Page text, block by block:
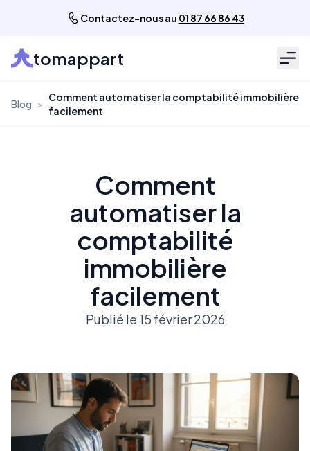
Contactez-nous au 01 87 66 86 43
tomappart
Blog >
Comment automatiser la comptabilité immobilière
facilement
Comment
automatiser la
comptabilité
immobilière
facilement
Publié le 15 février 2026